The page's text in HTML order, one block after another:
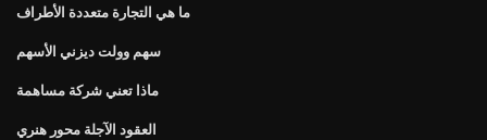
ما هي التجارة متعددة الأطراف
سهم وولت ديزني الأسهم
ماذا تعني شركة مساهمة
العقود الآجلة محور هنري